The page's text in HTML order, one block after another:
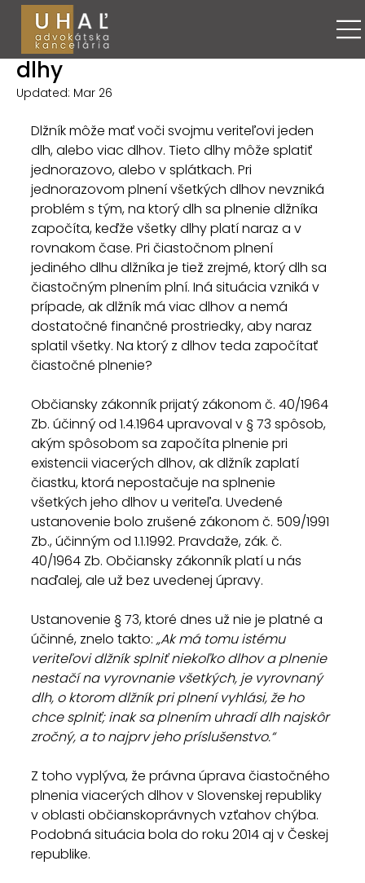
Čiastočné plnenie na viaceré
dlhy
Maroš Uhaľ
Updated: Mar 26
Dlžník môže mať voči svojmu veriteľovi jeden
dlh, alebo viac dlhov. Tieto dlhy môže splatiť
jednorazovo, alebo v splátkach. Pri
jednorazovom plnení všetkých dlhov nevzniká
problém s tým, na ktorý dlh sa plnenie dlžníka
započíta, keďže všetky dlhy platí naraz a v
rovnakom čase. Pri čiastočnom plnení
jediného dlhu dlžníka je tiež zrejmé, ktorý dlh sa
čiastočným plnením plní. Iná situácia vzniká v
prípade, ak dlžník má viac dlhov a nemá
dostatočné finančné prostriedky, aby naraz
splatil všetky. Na ktorý z dlhov teda započítať
čiastočné plnenie?
Občiansky zákonník prijatý zákonom č. 40/1964
Zb. účinný od 1.4.1964 upravoval v § 73 spôsob,
akým spôsobom sa započíta plnenie pri
existencii viacerých dlhov, ak dlžník zaplatí
čiastku, ktorá nepostačuje na splnenie
všetkých jeho dlhov u veriteľa. Uvedené
ustanovenie bolo zrušené zákonom č. 509/1991
Zb., účinným od 1.1.1992. Pravdaže, zák. č.
40/1964 Zb. Občiansky zákonník platí u nás
naďalej, ale už bez uvedenej úpravy.
Ustanovenie § 73, ktoré dnes už nie je platné a
účinné, znelo takto: „Ak má tomu istému
veriteľovi dlžník splniť niekoľko dlhov a plnenie
nestačí na vyrovnanie všetkých, je vyrovnaný
dlh, o ktorom dlžník pri plnení vyhlási, že ho
chce splniť; inak sa plnením uhradí dlh najskôr
zročný, a to najprv jeho príslušenstvo.“
Z toho vyplýva, že právna úprava čiastočného
plnenia viacerých dlhov v Slovenskej republiky
v oblasti občianskoprávnych vzťahov chýba.
Podobná situácia bola do roku 2014 aj v Českej
republike.